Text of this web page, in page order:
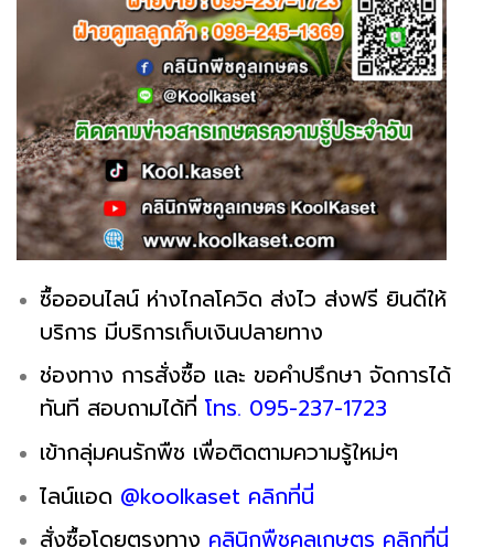
ซื้อออนไลน์ ห่างไกลโควิด ส่งไว ส่งฟรี ยินดีให้
บริการ มีบริการเก็บเงินปลายทาง
ช่องทาง การสั่งซื้อ และ ขอคำปรึกษา จัดการได้
ทันที สอบถามได้ที่ โทร. 095-237-1723
เข้ากลุ่มคนรักพืช เพื่อติดตามความรู้ใหม่ๆ
ไลน์แอด @koolkaset คลิกที่นี่
สั่งซื้อโดยตรงทาง คลินิกพืชคูลเกษตร คลิกที่นี่